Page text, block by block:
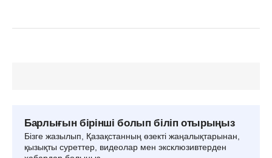
Барлығын бірінші болып біліп отырыңыз
Бізге жазылып, Қазақстанның өзекті жаңалықтарынан,
қызықты суреттер, видеолар мен эксклюзивтерден